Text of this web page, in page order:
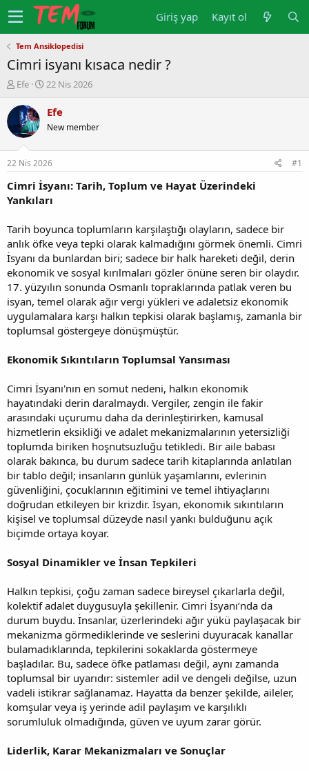
Giriş yap Kayıt ol
Tem Ansiklopedisi
Cimri isyanı kısaca nedir ?
K
n
u
y
b
a
ş
a
a
n
Efe
B
ş
a
g
ı
ç
t
a
i
h
i
22 Nis 2026
Efe
New member
22 Nis 2026 #1
Cimri İsyanı: Tarih, Toplum ve Hayat Üzerindeki
Yankıları
Tarih boyunca toplumların karşılaştığı olayların, sadece bir
anlık öfke veya tepki olarak kalmadığını görmek önemli. Cimri
İsyanı da bunlardan biri; sadece bir halk hareketi değil, derin
ekonomik ve sosyal kırılmaları gözler önüne seren bir olaydır.
17. yüzyılın sonunda Osmanlı topraklarında patlak veren bu
isyan, temel olarak ağır vergi yükleri ve adaletsiz ekonomik
uygulamalara karşı halkın tepkisi olarak başlamış, zamanla bir
toplumsal göstergeye dönüşmüştür.
Ekonomik Sıkıntıların Toplumsal Yansıması
Cimri İsyanı'nın en somut nedeni, halkın ekonomik
hayatındaki derin daralmaydı. Vergiler, zengin ile fakir
arasındaki uçurumu daha da derinleştirirken, kamusal
hizmetlerin eksikliği ve adalet mekanizmalarının yetersizliği
toplumda biriken hoşnutsuzluğu tetikledi. Bir aile babası
olarak bakınca, bu durum sadece tarih kitaplarında anlatılan
bir tablo değil; insanların günlük yaşamlarını, evlerinin
güvenliğini, çocuklarının eğitimini ve temel ihtiyaçlarını
doğrudan etkileyen bir krizdir. İsyan, ekonomik sıkıntıların
kişisel ve toplumsal düzeyde nasıl yankı bulduğunu açık
biçimde ortaya koyar.
Sosyal Dinamikler ve İnsan Tepkileri
Halkın tepkisi, çoğu zaman sadece bireysel çıkarlarla değil,
kolektif adalet duygusuyla şekillenir. Cimri İsyanı’nda da
durum buydu. İnsanlar, üzerlerindeki ağır yükü paylaşacak bir
mekanizma görmediklerinde ve seslerini duyuracak kanallar
bulamadıklarında, tepkilerini sokaklarda göstermeye
başladılar. Bu, sadece öfke patlaması değil, aynı zamanda
toplumsal bir uyarıdır: sistemler adil ve dengeli değilse, uzun
vadeli istikrar sağlanamaz. Hayatta da benzer şekilde, aileler,
komşular veya iş yerinde adil paylaşım ve karşılıklı
sorumluluk olmadığında, güven ve uyum zarar görür.
Liderlik, Karar Mekanizmaları ve Sonuçlar